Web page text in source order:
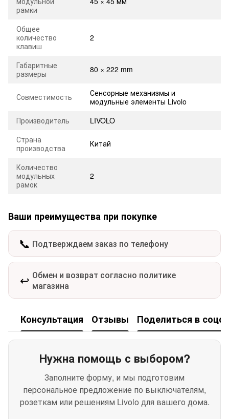
рамки
Общее
количество
клавиш
2
Габаритные
размеры
80 × 222 mm
Совместимость
Сенсорные механизмы и
модульные элементы Livolo
Производитель
LIVOLO
Страна
производства
Китай
Количество
модульных
рамок
2
Ваши преимущества при покупке
📞 Подтверждаем заказ по телефону
↩️ Обмен и возврат согласно политике
магазина
Консультация Отзывы Поделиться в
Нужна помощь с выбором?
Заполните форму, и мы подготовим
персональное предложение по выключателям,
розеткам или решениям Livolo для вашего дома.